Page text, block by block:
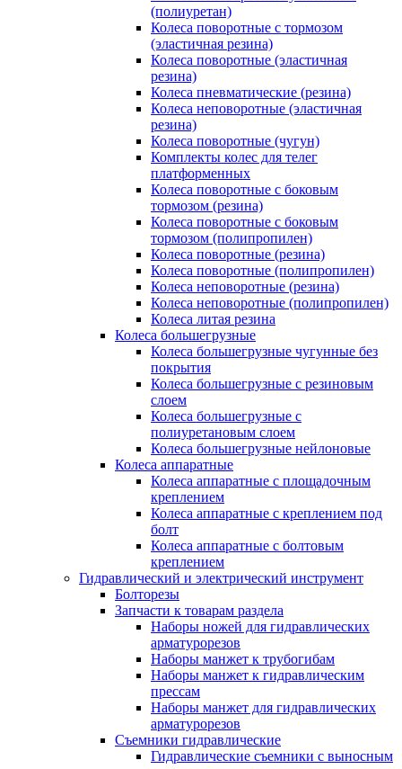
(полиуретан)
Колеса поворотные c тормозом
(эластичная резина)
Колеса поворотные (эластичная
резина)
Колеса пневматические (резина)
Колеса неповоротные (эластичная
резина)
Колеса поворотные (чугун)
Комплекты колес для телег
платформенных
Колеса поворотные c боковым
тормозом (резина)
Колеса поворотные c боковым
тормозом (полипропилен)
Колеса поворотные (резина)
Колеса поворотные (полипропилен)
Колеса неповоротные (резина)
Колеса неповоротные (полипропилен)
Колеса литая резина
Колеса большегрузные
Колеса большегрузные чугунные без
покрытия
Колеса большегрузные с резиновым
слоем
Колеса большегрузные с
полиуретановым слоем
Колеса большегрузные нейлоновые
Колеса аппаратные
Колеса аппаратные с площадочным
креплением
Колеса аппаратные с креплением под
болт
Колеса аппаратные с болтовым
креплением
Гидравлический и электрический инструмент
Болторезы
Запчасти к товарам раздела
Наборы ножей для гидравлических
арматурорезов
Наборы манжет к трубогибам
Наборы манжет к гидравлическим
прессам
Наборы манжет для гидравлических
арматурорезов
Съемники гидравлические
Гидравлические cъемники с выносным